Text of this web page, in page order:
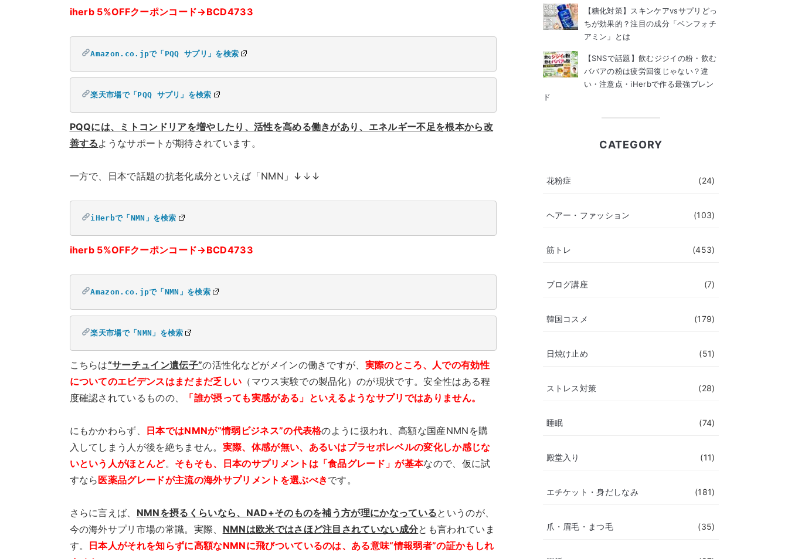
iherb 5%OFFクーポンコード→BCD4733
Amazon.co.jpで「PQQ サプリ」を検索
楽天市場で「PQQ サプリ」を検索
PQQには、ミトコンドリアを増やしたり、活性を高める働きがあり、エネルギー不足を根本から改
善するようなサポートが期待されています。
一方で、日本で話題の抗老化成分といえば「NMN」↓↓↓
iHerbで「NMN」を検索
iherb 5%OFFクーポンコード→BCD4733
Amazon.co.jpで「NMN」を検索
楽天市場で「NMN」を検索
こちらは“サーチュイン遺伝子”の活性化などがメインの働きですが、 実際のところ、人での有効性
についてのエビデンスはまだまだ乏しい （マウス実験での製品化）のが現状です。安全性はある程
度確認されているものの、
「誰が摂っても実感がある」といえるようなサプリではありません。
にもかかわらず、 日本ではNMNが“情弱ビジネス”の代表格のように扱われ、高額な国産NMNを購
入してしまう人が後を絶ちません。 実際、体感が無い、あるいはプラセボレベルの変化しか感じな
いという人がほとんど。 そもそも、日本のサプリメントは「食品グレード」が基本なので、仮に試
すなら 医薬品グレードが主流の海外サプリメントを選ぶべきです。
さらに言えば、 NMNを摂るくらいなら、NAD+そのものを補う方が理にかなっているというのが、
今の海外サプリ市場の常識。実際、 NMNは欧米ではさほど注目されていない成分とも言われていま
す。
日本人がそれを知らずに高額なNMNに飛びついているのは、ある意味“情報弱者”の証かもしれ
【糖化対策】スキンケアvsサプリどっ
ちが効果的？注目の成分「ベンフォチ
アミン」とは
【SNSで話題】飲むジジイの粉・飲む
ババアの粉は疲労回復じゃない？違
い・注意点・iHerbで作る最強ブレン
ド
CATEGORY
花粉症 (24)
ヘアー・ファッション (103)
筋トレ (453)
ブログ講座 (7)
韓国コスメ (179)
日焼け止め (51)
ストレス対策 (28)
睡眠 (74)
殿堂入り (11)
エチケット・身だしなみ (181)
爪・眉毛・まつ毛 (35)